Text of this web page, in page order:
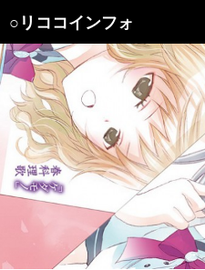
○リココインフォ
索
ン
テ
ン
ツ
へ
ス
キ
ッ